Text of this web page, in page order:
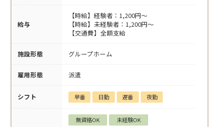
給与
【時給】経験者：1,200円～
【時給】未経験者：1,200円～
【交通費】全額支給
施設形態 グループホーム
雇用形態 派遣
シフト 早番 日勤 遅番 夜勤
無資格OK
未経験OK